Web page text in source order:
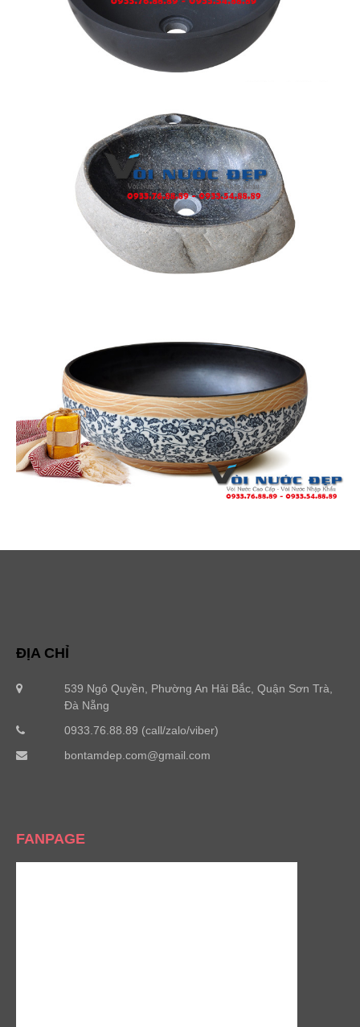
ĐỊA CHỈ
539 Ngô Quyền, Phường An Hải Bắc, Quận Sơn Trà,
Đà Nẵng
0933.76.88.89 (call/zalo/viber)
bontamdep.com@gmail.com
FANPAGE